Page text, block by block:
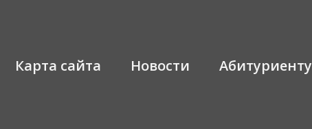
Карта сайта Новости Абитуриенту